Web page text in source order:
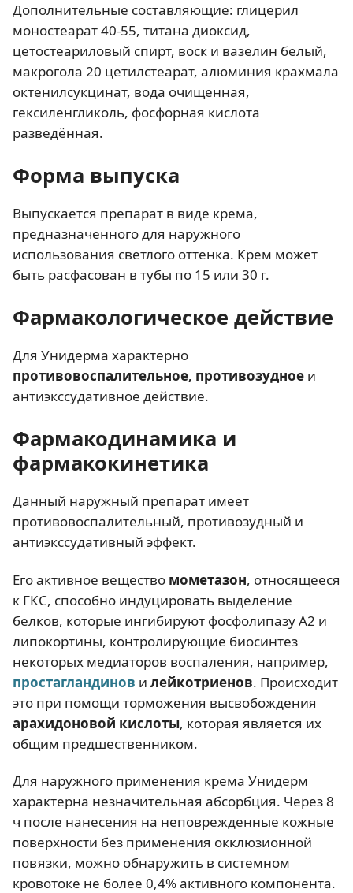
Дополнительные составляющие: глицерил
моностеарат 40-55, титана диоксид,
цетостеариловый спирт, воск и вазелин белый,
макрогола 20 цетилстеарат, алюминия крахмала
октенилсукцинат, вода очищенная,
гексиленгликоль, фосфорная кислота
разведённая.
Форма выпуска
Выпускается препарат в виде крема,
предназначенного для наружного
использования светлого оттенка. Крем может
быть расфасован в тубы по 15 или 30 г.
Фармакологическое действие
Для Унидерма характерно
противовоспалительное, противозудное и
антиэкссудативное действие.
Фармакодинамика и
фармакокинетика
Данный наружный препарат имеет
противовоспалительный, противозудный и
антиэкссудативный эффект.
Его активное вещество мометазон, относящееся
к ГКС, способно индуцировать выделение
белков, которые ингибируют фосфолипазу А2 и
липокортины, контролирующие биосинтез
некоторых медиаторов воспаления, например,
простагландинов и лейкотриенов. Происходит
это при помощи торможения высвобождения
арахидоновой кислоты, которая является их
общим предшественником.
Для наружного применения крема Унидерм
характерна незначительная абсорбция. Через 8
ч после нанесения на неповрежденные кожные
поверхности без применения окклюзионной
повязки, можно обнаружить в системном
кровотоке не более 0,4% активного компонента.